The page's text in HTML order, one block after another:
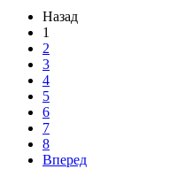
Назад
1
2
3
4
5
6
7
8
Вперед